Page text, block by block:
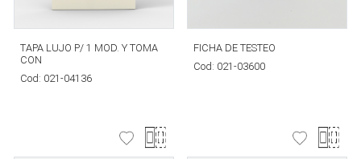
TAPA LUJO P/ 1 MOD. Y TOMA
CON
Cod: 021-04136
FICHA DE TESTEO
Cod: 021-03600